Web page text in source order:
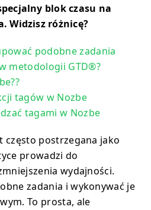
blok czasu na
Widzisz różnicę?
podobne zadania
metodologii GTD®?
tagów w Nozbe
tagami w Nozbe
często postrzegana jako
prowadzi do
wydajności.
zadania i wykonywać je
To prosta, ale